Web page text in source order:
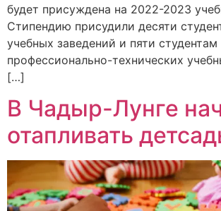
будет присуждена на 2022-2023
Стипендию присудили десяти
учебных заведений и пяти студентам
профессионально-технических
[…]
В Чадыр-Лунге
отапливать